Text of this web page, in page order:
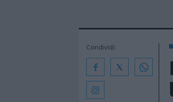
Condividi: